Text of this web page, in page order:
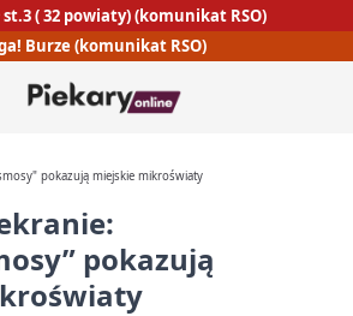
st.3 ( 32 powiaty) (komunikat RSO)
Burze (komunikat RSO)
pokazują miejskie mikroświaty
pokazują